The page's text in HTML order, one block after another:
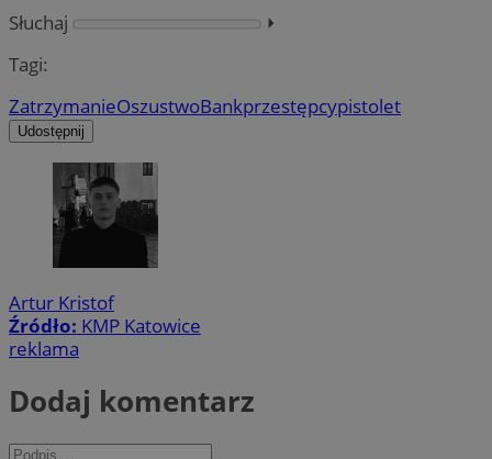
Słuchaj
⏵︎
Tagi:
ZatrzymanieOszustwoBankprzestępcypistolet
Udostępnij
Artur Kristof
Źródło: KMP Katowice
reklama
Dodaj komentarz